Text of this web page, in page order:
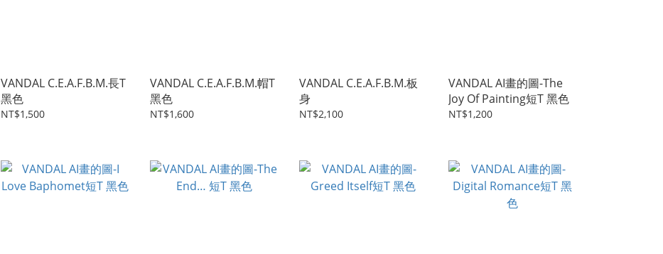
VANDAL C.E.A.F.B.M.長T
黑色
NT$1,500
VANDAL C.E.A.F.B.M.帽T
黑色
NT$1,600
VANDAL C.E.A.F.B.M.板
身
NT$2,100
VANDAL AI畫的圖-The
Joy Of Painting短T 黑色
NT$1,200